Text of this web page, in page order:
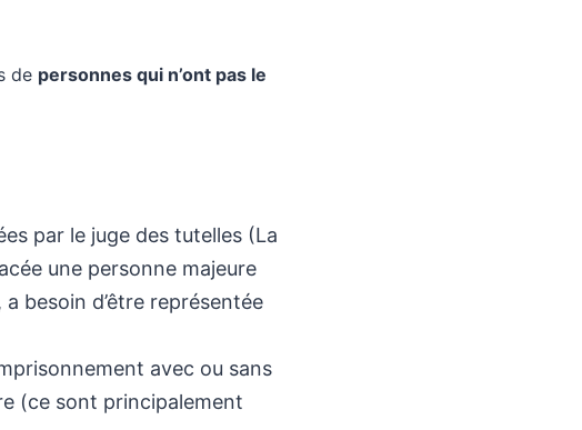
de personnes qui n’ont pas le
par le juge des tutelles (La
une personne majeure
besoin d’être représentée
avec ou sans
(ce sont principalement